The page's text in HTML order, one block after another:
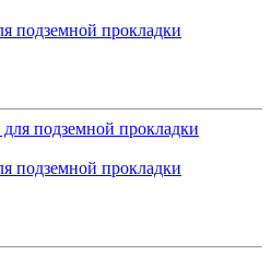
подземной прокладки
подземной прокладки